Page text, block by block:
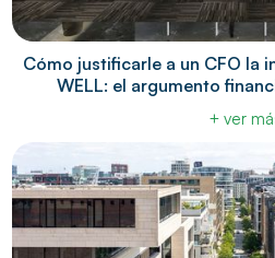
Cómo justificarle a un CFO la
WELL: el argumento
+ ver